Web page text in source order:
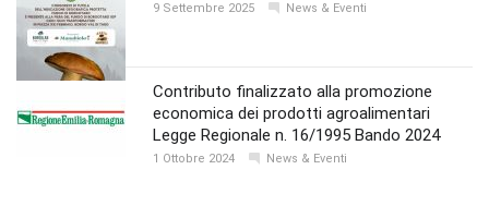
9 Settembre 2025 News & Eventi
Contributo finalizzato alla promozione
economica dei prodotti agroalimentari
Legge Regionale n. 16/1995 Bando 2024
1 Ottobre 2024 News & Eventi